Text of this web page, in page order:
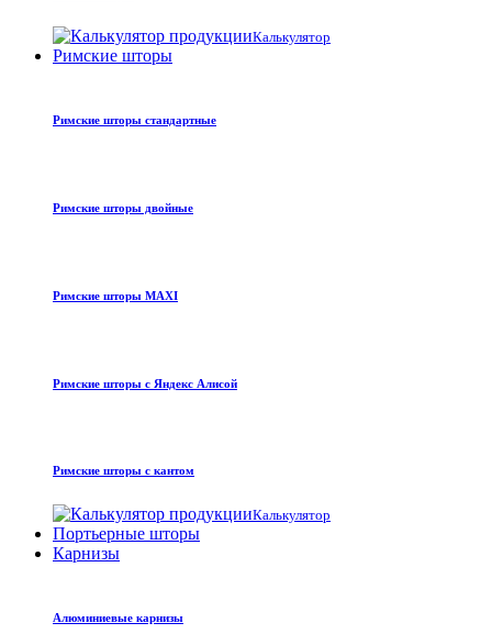
Калькулятор
Римские шторы
Римские шторы стандартные
Римские шторы двойные
Римские шторы MAXI
Римские шторы с Яндекс Алисой
Римские шторы с кантом
Калькулятор
Портьерные шторы
Карнизы
Алюминиевые карнизы